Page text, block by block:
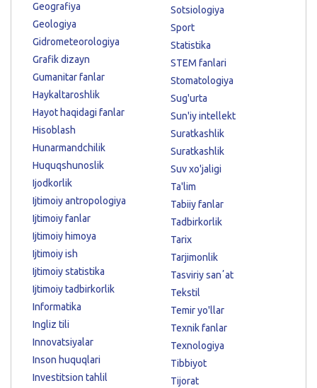
Geografiya
Geologiya
Gidrometeorologiya
Grafik dizayn
Gumanitar fanlar
Haykaltaroshlik
Hayot haqidagi fanlar
Hisoblash
Hunarmandchilik
Huquqshunoslik
Ijodkorlik
Ijtimoiy antropologiya
Ijtimoiy fanlar
Ijtimoiy himoya
Ijtimoiy ish
Ijtimoiy statistika
Ijtimoiy tadbirkorlik
Informatika
Ingliz tili
Innovatsiyalar
Inson huquqlari
Investitsion tahlil
Sotsiologiya
Sport
Statistika
STEM fanlari
Stomatologiya
Sug'urta
Sun'iy intellekt
Suratkashlik
Suratkashlik
Suv xo'jaligi
Ta'lim
Tabiiy fanlar
Tadbirkorlik
Tarix
Tarjimonlik
Tasviriy sanʼat
Tekstil
Temir yo'llar
Texnik fanlar
Texnologiya
Tibbiyot
Tijorat